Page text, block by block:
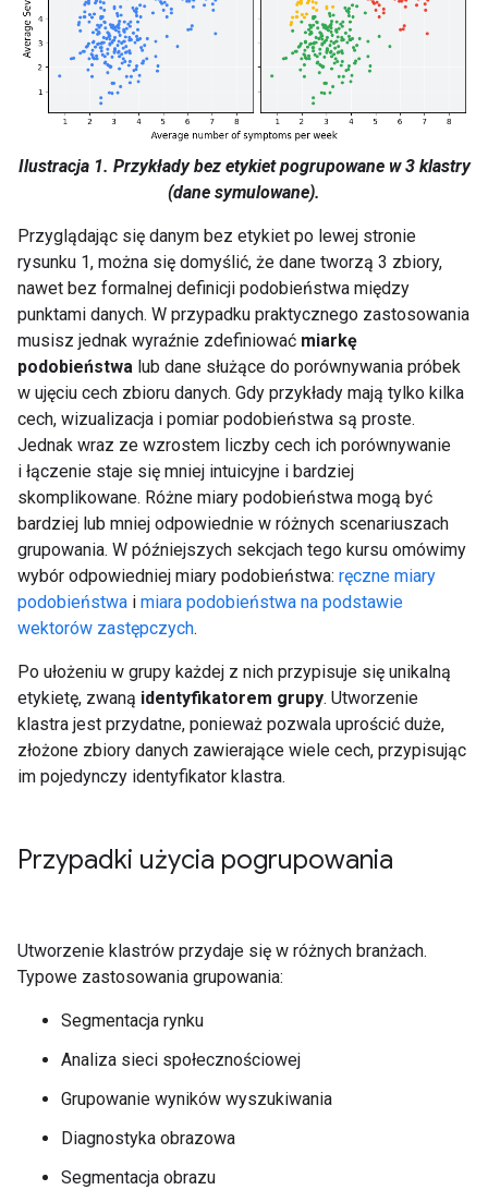
Ilustracja 1. Przykłady bez etykiet pogrupowane w 3 klastry
(dane symulowane).
Przyglądając się danym bez etykiet po lewej stronie
rysunku 1, można się domyślić, że dane tworzą 3 zbiory,
nawet bez formalnej definicji podobieństwa między
punktami danych. W przypadku praktycznego zastosowania
musisz jednak wyraźnie zdefiniować miarkę
podobieństwa lub dane służące do porównywania próbek
w ujęciu cech zbioru danych. Gdy przykłady mają tylko kilka
cech, wizualizacja i pomiar podobieństwa są proste.
Jednak wraz ze wzrostem liczby cech ich porównywanie
i łączenie staje się mniej intuicyjne i bardziej
skomplikowane. Różne miary podobieństwa mogą być
bardziej lub mniej odpowiednie w różnych scenariuszach
grupowania. W późniejszych sekcjach tego kursu omówimy
wybór odpowiedniej miary podobieństwa: ręczne miary
podobieństwa i miara podobieństwa na podstawie
wektorów zastępczych.
Po ułożeniu w grupy każdej z nich przypisuje się unikalną
etykietę, zwaną identyfikatorem grupy. Utworzenie
klastra jest przydatne, ponieważ pozwala uprościć duże,
złożone zbiory danych zawierające wiele cech, przypisując
im pojedynczy identyfikator klastra.
Przypadki użycia pogrupowania
Utworzenie klastrów przydaje się w różnych branżach.
Typowe zastosowania grupowania:
Segmentacja rynku
Analiza sieci społecznościowej
Grupowanie wyników wyszukiwania
Diagnostyka obrazowa
Segmentacja obrazu